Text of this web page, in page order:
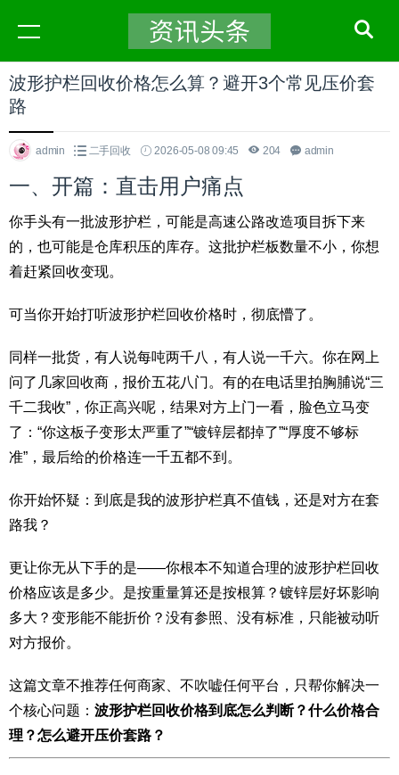
波形护栏回收价格怎么算？避开3个常见压价套
路
admin 二手回收 2026-05-08 09:45 204 admin
一、开篇：直击用户痛点
你手头有一批波形护栏，可能是高速公路改造项目拆下来
的，也可能是仓库积压的库存。这批护栏板数量不小，你想
着赶紧回收变现。
可当你开始打听波形护栏回收价格时，彻底懵了。
同样一批货，有人说每吨两千八，有人说一千六。你在网上
问了几家回收商，报价五花八门。有的在电话里拍胸脯说“三
千二我收”，你正高兴呢，结果对方上门一看，脸色立马变
了：“你这板子变形太严重了”“镀锌层都掉了”“厚度不够标
准”，最后给的价格连一千五都不到。
你开始怀疑：到底是我的波形护栏真不值钱，还是对方在套
路我？
更让你无从下手的是——你根本不知道合理的波形护栏回收
价格应该是多少。是按重量算还是按根算？镀锌层好坏影响
多大？变形能不能折价？没有参照、没有标准，只能被动听
对方报价。
这篇文章不推荐任何商家、不吹嘘任何平台，只帮你解决一
个核心问题： 波形护栏回收价格到底怎么判断？什么价格合
理？怎么避开压价套路？